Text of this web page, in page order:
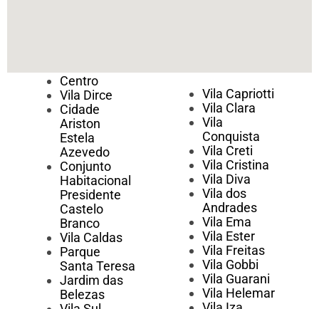
Centro
Vila Dirce
Cidade
Ariston
Estela
Azevedo
Conjunto
Habitacional
Presidente
Castelo
Branco
Vila Caldas
Parque
Santa Teresa
Jardim das
Belezas
Vila Capriotti
Vila Clara
Vila
Conquista
Vila Creti
Vila Cristina
Vila Diva
Vila dos
Andrades
Vila Ema
Vila Ester
Vila Freitas
Vila Gobbi
Vila Guarani
Vila Helemar